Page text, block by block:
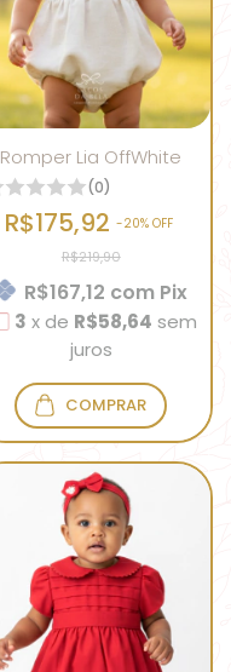
Romper Lia OffWhite
(0)
R$175,92 -20% OFF
R$219,90
R$167,12 com Pix
3 x de R$58,64 sem
juros
COMPRAR